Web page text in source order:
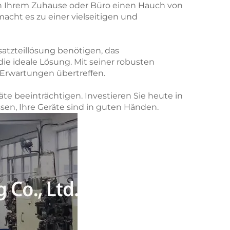
Zuhause oder Büro einen Hauch von
es zu einer vielseitigen und
benötigen, das
ideale Lösung. Mit seiner robusten
übertreffen.
beeinträchtigen. Investieren Sie heute in
Ihre Geräte sind in guten Händen.